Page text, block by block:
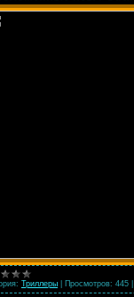
Триллеры Просмотров: 445